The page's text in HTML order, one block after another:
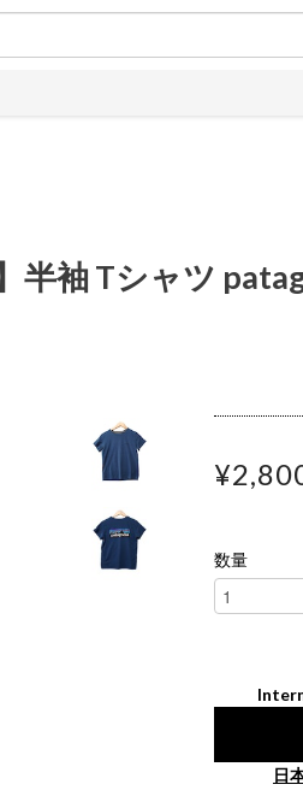
半袖 Tシャツ
数量
日